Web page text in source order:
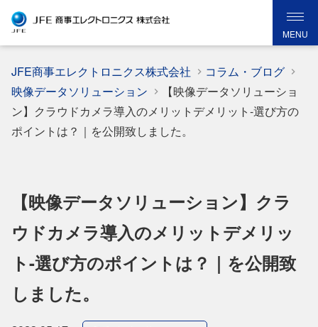
MENU
JFE商事エレクトロニクス株式会社
コラム・ブログ
映像データソリューション
【映像データソリューショ
ン】クラウドカメラ導入のメリットデメリット-選び方の
ポイントは？｜を公開致しました。
【映像データソリューション】クラ
ウドカメラ導入のメリットデメリッ
ト-選び方のポイントは？｜を公開致
しました。